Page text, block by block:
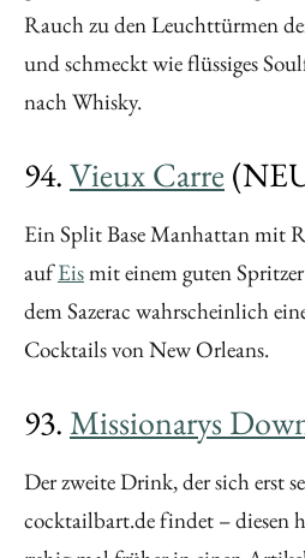
Rauch zu den Leuchttürmen
und schmeckt wie flüssiges
nach Whisky.
94.Vieux Carre
Ein Split Base Manhattan mit
aufEismit einem guten
dem Sazerac wahrscheinlich
Cocktails von New Orleans.
93.Missionarys
Der zweite Drink, der sich erst
cocktailbart.de findet – diesen